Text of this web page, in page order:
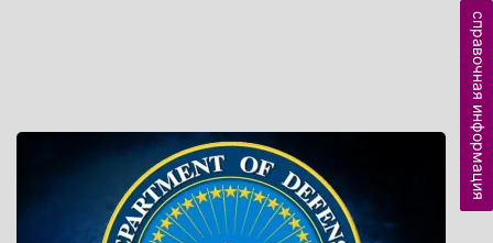
справочная информация